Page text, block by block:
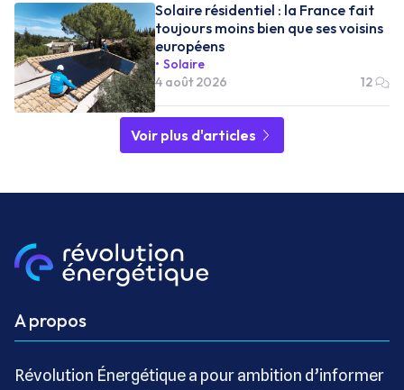
Solaire résidentiel : la France fait
toujours moins bien que ses voisins
européens
Solaire
4 août 2026
12
Voir plus d'articles
A propos
Révolution Énergétique a pour ambition d’informer